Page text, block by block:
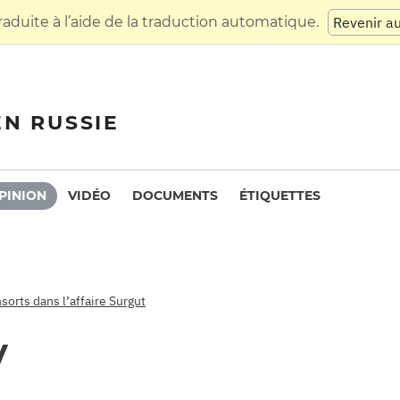
à l’aide de la traduction automatique. Revenir
RUSSIE
VIDÉO DOCUMENTS ÉTIQUETTES
dans l’affaire Surgut